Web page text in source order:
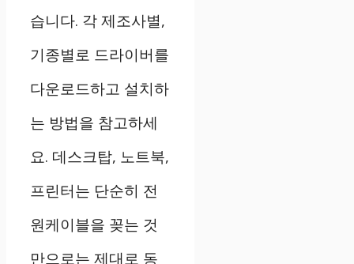
습니다. 각 제조사별,
기종별로 드라이버를
다운로드하고 설치하
는 방법을 참고하세
요. 데스크탑, 노트북,
프린터는 단순히 전
원케이블을 꽂는 것
만으로는 제대로 동